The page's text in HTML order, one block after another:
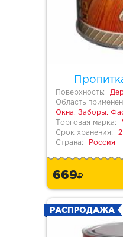
Поверхность:
Область
Окна, Заборы,
Торговая марка:
Срок хранения:
Страна:
Россия
669
РАСПРОДАЖА